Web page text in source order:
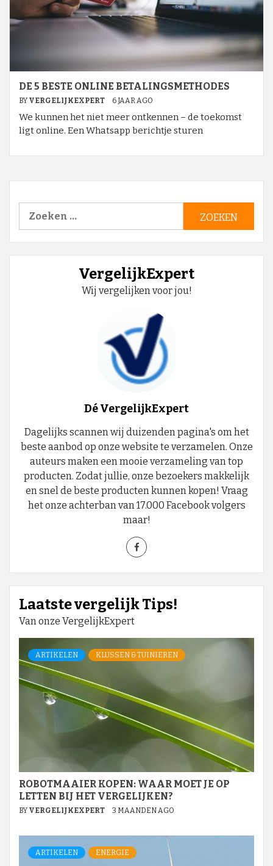
DE 5 BESTE ONLINE BETALINGSMETHODES
BY VERGELIJKEXPERT 6 JAAR AGO
We kunnen het niet meer ontkennen – de toekomst
ligt online. Een Whatsapp berichtje sturen
Zoeken
VergelijkExpert
Wij vergelijken voor jou!
Dé VergelijkExpert
Dagelijks scannen wij duizenden pagina's om het
beste aanbod op onze website te verzamelen. Onze
auteurs maken een mooie verzameling van top
producten. Zodat jullie, onze bezoekers makkelijk
en snel de beste producten kunnen kopen! Vraag
het onze achterban van 17.000 Facebook volgers
maar!
Laatste vergelijk Tips!
Van onze VergelijkExpert
ARTIKELEN KLUSSEN & TUINIEREN
ROBOTMAAIER KOPEN: WAAR MOET JE OP
LETTEN BIJ HET VERGELIJKEN?
BY VERGELIJKEXPERT 3 MAANDEN AGO
ARTIKELEN ENERGIE